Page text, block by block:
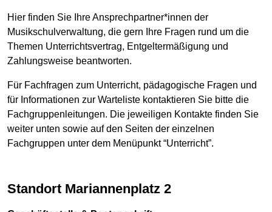
Hier finden Sie Ihre Ansprechpartner*innen der
Musikschulverwaltung, die gern Ihre Fragen rund um die
Themen Unterrichtsvertrag, Entgeltermäßigung und
Zahlungsweise beantworten.
Für Fachfragen zum Unterricht, pädagogische Fragen und
für Informationen zur Warteliste kontaktieren Sie bitte die
Fachgruppenleitungen. Die jeweiligen Kontakte finden Sie
weiter unten sowie auf den Seiten der einzelnen
Fachgruppen unter dem Menüpunkt “Unterricht”.
Standort Mariannenplatz 2